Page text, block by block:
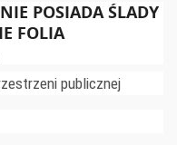
POSIADA ŚLADY
FOLIA
publicznej